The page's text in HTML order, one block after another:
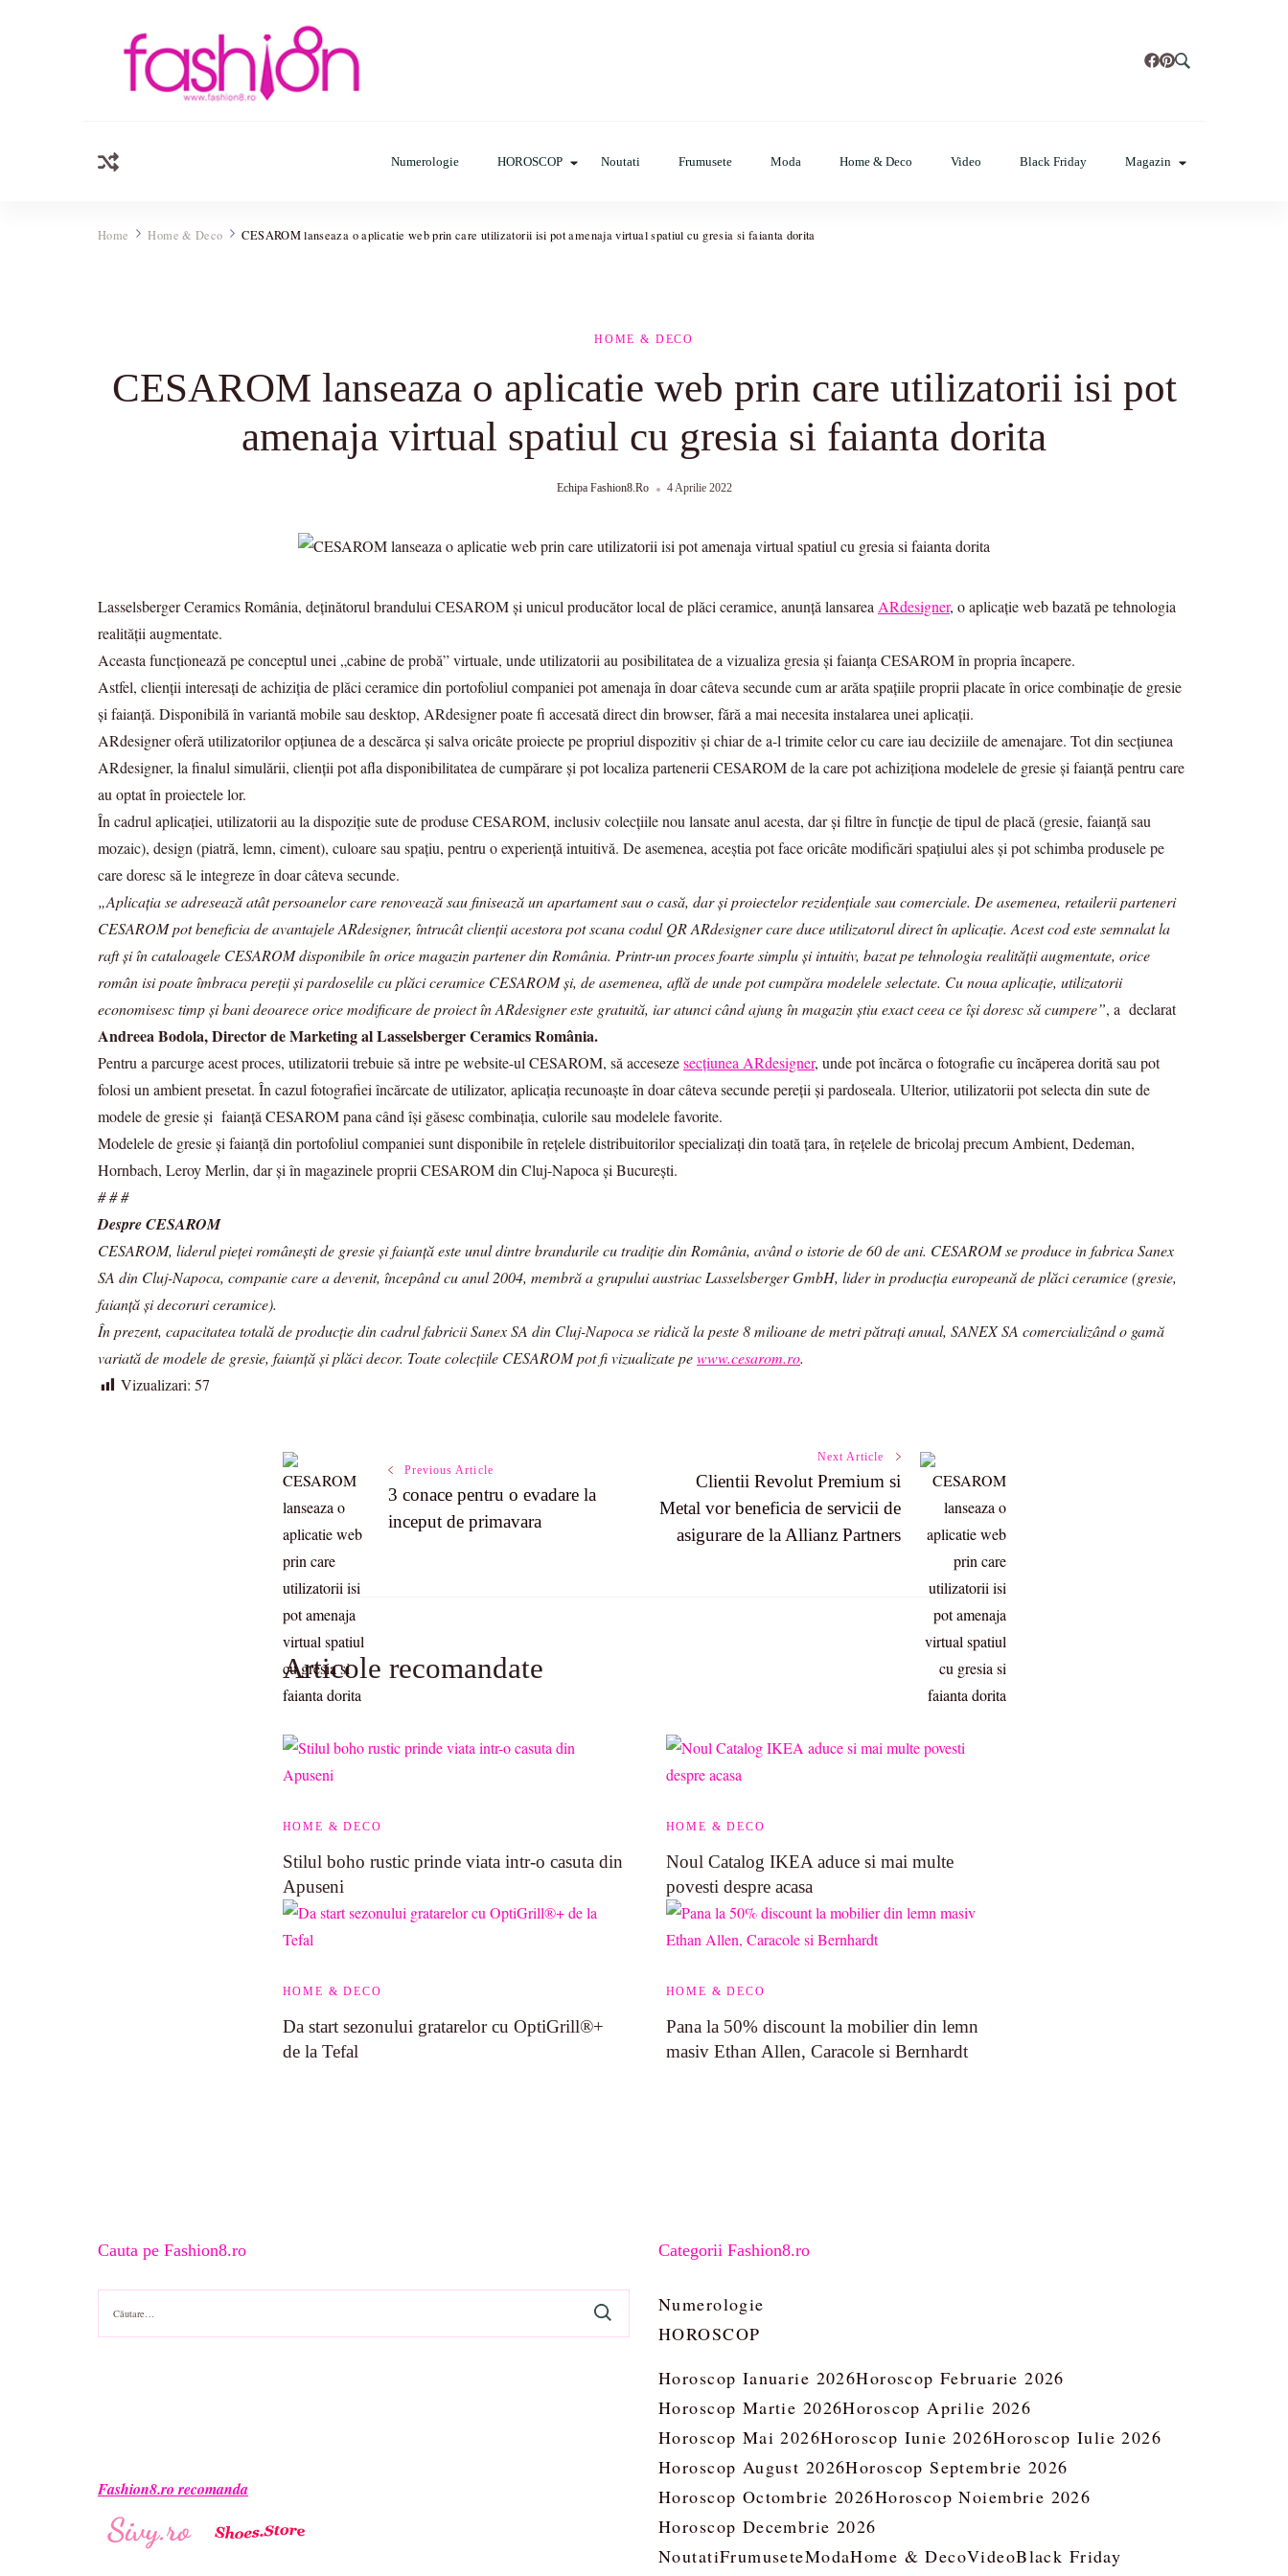
Numerologie HOROSCOP Noutati Frumusete Moda Home & Deco Video Black Friday Magazin
Home Home & Deco CESAROM lanseaza o aplicatie web prin care utilizatorii isi pot amenaja virtual spatiul cu gresia si faianta dorita
HOME & DECO
CESAROM lanseaza o aplicatie web prin care utilizatorii isi pot
amenaja virtual spatiul cu gresia si faianta dorita
Echipa Fashion8.ro 4 Aprilie 2022
Lasselsberger Ceramics România, deținătorul brandului CESAROM și unicul producător local de plăci ceramice, anunță lansarea ARdesigner, o aplicație web bazată pe tehnologia
realității augmentate.
Aceasta funcționează pe conceptul unei „cabine de probă” virtuale, unde utilizatorii au posibilitatea de a vizualiza gresia și faianța CESAROM în propria încapere.
Astfel, clienții interesați de achiziția de plăci ceramice din portofoliul companiei pot amenaja în doar câteva secunde cum ar arăta spațiile proprii placate în orice combinație de gresie
și faianță. Disponibilă în variantă mobile sau desktop, ARdesigner poate fi accesată direct din browser, fără a mai necesita instalarea unei aplicații.
ARdesigner oferă utilizatorilor opțiunea de a descărca și salva oricâte proiecte pe propriul dispozitiv și chiar de a-l trimite celor cu care iau deciziile de amenajare. Tot din secțiunea
ARdesigner, la finalul simulării, clienții pot afla disponibilitatea de cumpărare și pot localiza partenerii CESAROM de la care pot achiziționa modelele de gresie și faianță pentru care
au optat în proiectele lor.
În cadrul aplicației, utilizatorii au la dispoziție sute de produse CESAROM, inclusiv colecțiile nou lansate anul acesta, dar și filtre în funcție de tipul de placă (gresie, faianță sau
mozaic), design (piatră, lemn, ciment), culoare sau spațiu, pentru o experiență intuitivă. De asemenea, aceștia pot face oricâte modificări spațiului ales și pot schimba produsele pe
care doresc să le integreze în doar câteva secunde.
„Aplicația se adresează atât persoanelor care renovează sau finisează un apartament sau o casă, dar și proiectelor rezidențiale sau comerciale. De asemenea, retailerii parteneri
CESAROM pot beneficia de avantajele ARdesigner, întrucât clienții acestora pot scana codul QR ARdesigner care duce utilizatorul direct în aplicație. Acest cod este semnalat la
raft și în cataloagele CESAROM disponibile în orice magazin partener din România. Printr-un proces foarte simplu și intuitiv, bazat pe tehnologia realității augmentate, orice
român isi poate îmbraca pereții și pardoselile cu plăci ceramice CESAROM și, de asemenea, află de unde pot cumpăra modelele selectate. Cu noua aplicație, utilizatorii
economisesc timp și bani deoarece orice modificare de proiect în ARdesigner este gratuită, iar atunci când ajung în magazin știu exact ceea ce își doresc să cumpere”, a declarat
Andreea Bodola, Director de Marketing al Lasselsberger Ceramics România.
Pentru a parcurge acest proces, utilizatorii trebuie să intre pe website-ul CESAROM, să accesezesecțiunea ARdesigner, unde pot încărca o fotografie cu încăperea dorită sau pot
folosi un ambient presetat. În cazul fotografiei încărcate de utilizator, aplicația recunoaște în doar câteva secunde pereții și pardoseala. Ulterior, utilizatorii pot selecta din sute de
modele de gresie și faianță CESAROM pana când își găsesc combinația, culorile sau modelele favorite.
Modelele de gresie și faianță din portofoliul companiei sunt disponibile în rețelele distribuitorilor specializați din toată țara, în rețelele de bricolaj precum Ambient, Dedeman,
Hornbach, Leroy Merlin, dar și în magazinele proprii CESAROM din Cluj-Napoca și București.
# # #
Despre CESAROM
CESAROM, liderul pieţei româneşti de gresie şi faianţă este unul dintre brandurile cu tradiţie din România, având o istorie de 60 de ani. CESAROM se produce in fabrica Sanex
SA din Cluj-Napoca, companie care a devenit, începând cu anul 2004, membră a grupului austriac Lasselsberger GmbH, lider in producţia europeană de plăci ceramice (gresie,
faianţă şi decoruri ceramice).
În prezent, capacitatea totală de producţie din cadrul fabricii Sanex SA din Cluj-Napoca se ridică la peste 8 milioane de metri pătraţi anual, SANEX SA comercializând o gamă
variată de modele de gresie, faianţă şi plăci decor. Toate colecţiile CESAROM pot fi vizualizate pewww.cesarom.ro.
Vizualizari: 57
Post
Navigation
Previous Article
3 conace pentru o evadare la
inceput de primavara
Next Article
Clientii Revolut Premium si
Metal vor beneficia de servicii de
asigurare de la Allianz Partners
Articole recomandate
HOME & DECO
Stilul boho rustic prinde viata intr-o casuta din
Apuseni
HOME & DECO
Noul Catalog IKEA aduce si mai multe
povesti despre acasa
HOME & DECO
Da start sezonului gratarelor cu OptiGrill®+
de la Tefal
HOME & DECO
Pana la 50% discount la mobilier din lemn
masiv Ethan Allen, Caracole si Bernhardt
Cauta pe Fashion8.ro
Caută
după:
Fashion8.ro recomanda
Categorii Fashion8.ro
Numerologie
HOROSCOP
Horoscop Ianuarie 2026Horoscop Februarie 2026
Horoscop Martie 2026Horoscop Aprilie 2026
Horoscop Mai 2026Horoscop Iunie 2026Horoscop Iulie 2026
Horoscop August 2026Horoscop Septembrie 2026
Horoscop Octombrie 2026Horoscop Noiembrie 2026
Horoscop Decembrie 2026
NoutatiFrumuseteModaHome & DecoVideoBlack Friday